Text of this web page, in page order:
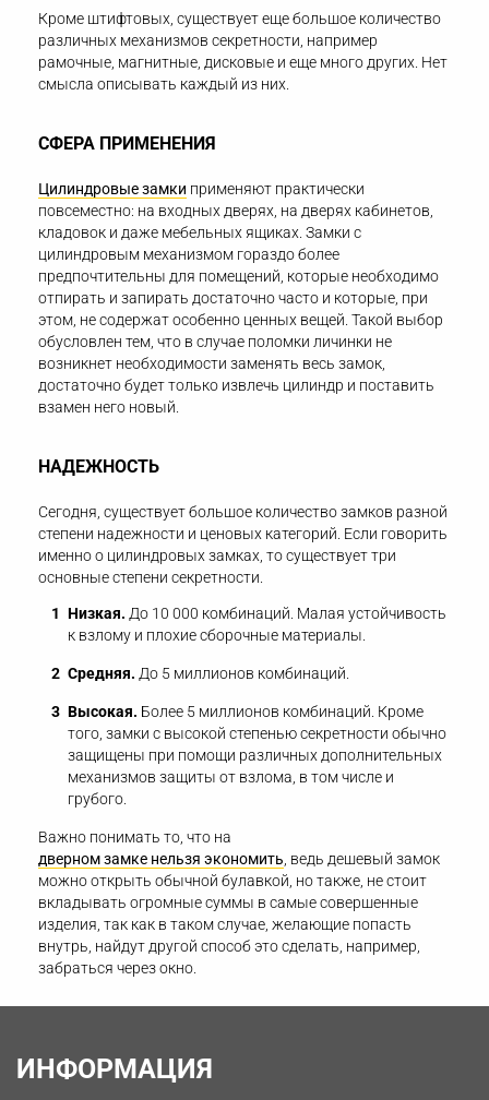
Кроме штифтовых, существует еще большое количество
различных механизмов секретности, например
рамочные, магнитные, дисковые и еще много других. Нет
смысла описывать каждый из них.
СФЕРА ПРИМЕНЕНИЯ
Цилиндровые замки применяют практически
повсеместно: на входных дверях, на дверях кабинетов,
кладовок и даже мебельных ящиках. Замки с
цилиндровым механизмом гораздо более
предпочтительны для помещений, которые необходимо
отпирать и запирать достаточно часто и которые, при
этом, не содержат особенно ценных вещей. Такой выбор
обусловлен тем, что в случае поломки личинки не
возникнет необходимости заменять весь замок,
достаточно будет только извлечь цилиндр и поставить
взамен него новый.
НАДЕЖНОСТЬ
Сегодня, существует большое количество замков разной
степени надежности и ценовых категорий. Если говорить
именно о цилиндровых замках, то существует три
основные степени секретности.
Низкая. До 10 000 комбинаций. Малая устойчивость
к взлому и плохие сборочные материалы.
Средняя. До 5 миллионов комбинаций.
Высокая. Более 5 миллионов комбинаций. Кроме
того, замки с высокой степенью секретности обычно
защищены при помощи различных дополнительных
механизмов защиты от взлома, в том числе и
грубого.
Важно понимать то, что на
дверном замке нельзя экономить , ведь дешевый замок
можно открыть обычной булавкой, но также, не стоит
вкладывать огромные суммы в самые совершенные
изделия, так как в таком случае, желающие попасть
внутрь, найдут другой способ это сделать, например,
забраться через окно.
ИНФОРМАЦИЯ